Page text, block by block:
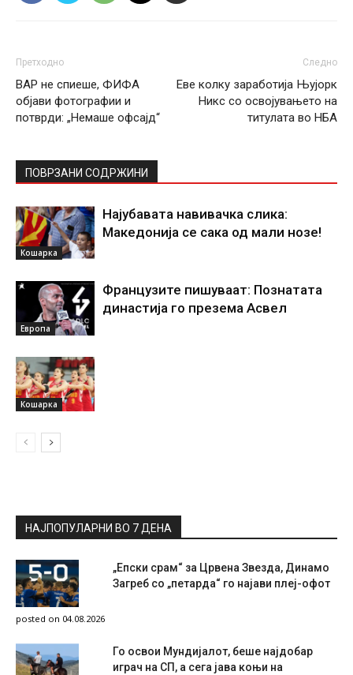
Претходно
ВАР не спиеше, ФИФА
објави фотографии и
потврди: „Немаше офсајд“
Следно
Еве колку заработија Њујорк
Никс со освојувањето на
титулата во НБА
ПОВРЗАНИ СОДРЖИНИ
Кошарка
Најубавата навивачка слика:
Македонија се сака од мали нозе!
Европа
Французите пишуваат: Познатата
династија го презема Асвел
Кошарка
НАЈПОПУЛАРНИ ВО 7 ДЕНА
„Епски срам“ за Црвена Звезда, Динамо
Загреб со „петарда“ го најави плеј-офот
posted on 04.08.2026
Го освои Мундијалот, беше најдобар
играч на СП, а сега јава коњи на